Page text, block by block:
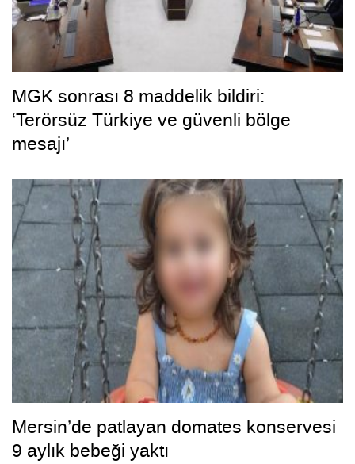
MGK sonrası 8 maddelik bildiri:
‘Terörsüz Türkiye ve güvenli bölge
mesajı’
Mersin’de patlayan domates konservesi
9 aylık bebeği yaktı